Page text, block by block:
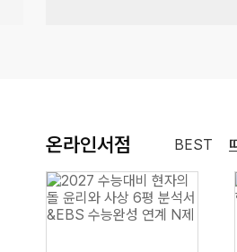
온라인서점 BEST